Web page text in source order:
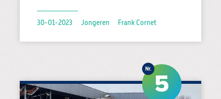
30-01-2023 Jongeren Frank Cornet
5